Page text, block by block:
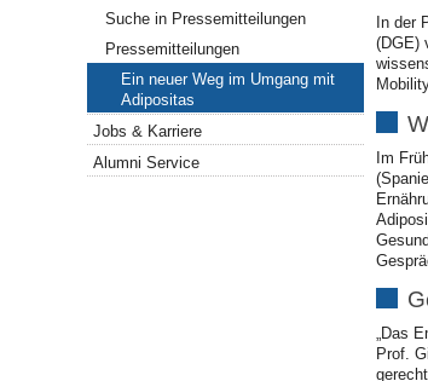
In der
(DGE)
Im
„Das
Prof.
Suche in Pressemitteilungen
Pressemitteilungen
Ein neuer Weg im Umgang mit
Adipositas
Jobs & Karriere
Alumni Service